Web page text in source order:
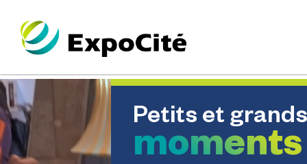
Petits et grands
moments